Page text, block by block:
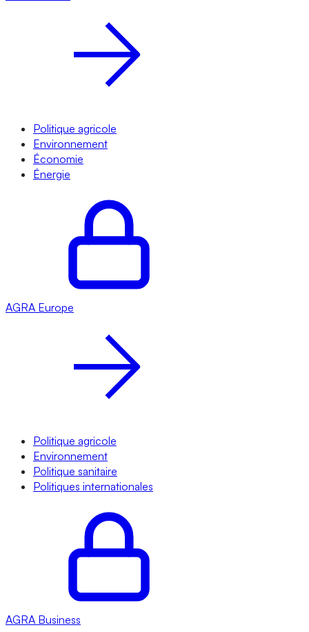
Politique agricole
Environnement
Économie
Énergie
AGRA Europe
Politique agricole
Environnement
Politique sanitaire
Politiques internationales
AGRA Business